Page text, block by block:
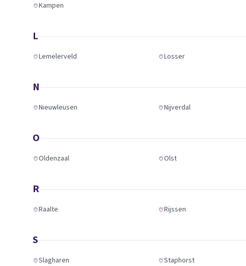
Kampen
L
Lemelerveld Losser
N
Nieuwleusen Nijverdal
O
Oldenzaal Olst
R
Raalte Rijssen
S
Slagharen Staphorst